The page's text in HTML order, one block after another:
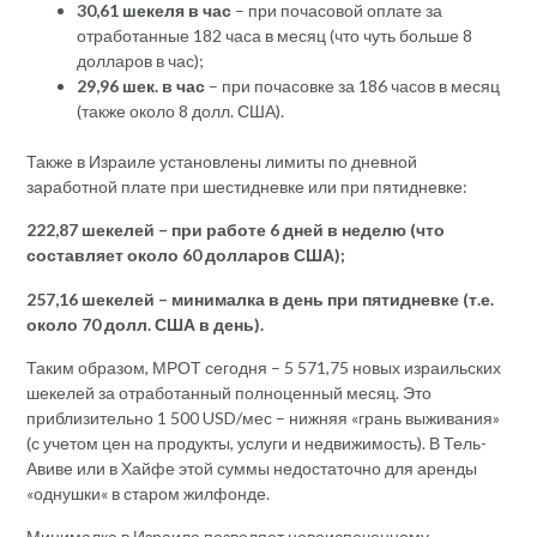
30,61 шекеля в час – при почасовой оплате за
отработанные 182 часа в месяц (что чуть больше 8
долларов в час);
29,96 шек. в час – при почасовке за 186 часов в месяц
(также около 8 долл. США).
Также в Израиле установлены лимиты по дневной
заработной плате при шестидневке или при пятидневке:
222,87 шекелей – при работе 6 дней в неделю (что
составляет около 60 долларов США);
257,16 шекелей – минималка в день при пятидневке (т.е.
около 70 долл. США в день).
Таким образом, МРОТ сегодня – 5 571,75 новых израильских
шекелей за отработанный полноценный месяц. Это
приблизительно 1 500 USD/мес – нижняя «грань выживания»
(с учетом цен на продукты, услуги и недвижимость). В Тель-
Авиве или в Хайфе этой суммы недостаточно для аренды
«однушки« в старом жилфонде.